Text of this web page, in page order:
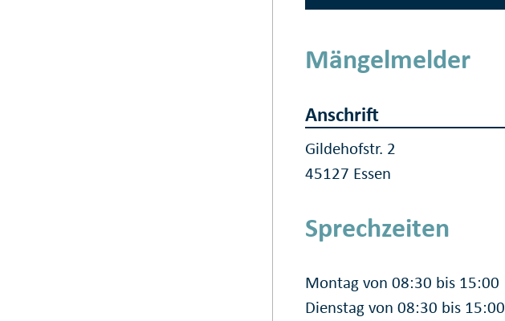
Mängelmelder
Anschrift
Gildehofstr. 2
45127 Essen
Sprechzeiten
Montag von 08:30 bis 15:00
Dienstag von 08:30 bis 15:00